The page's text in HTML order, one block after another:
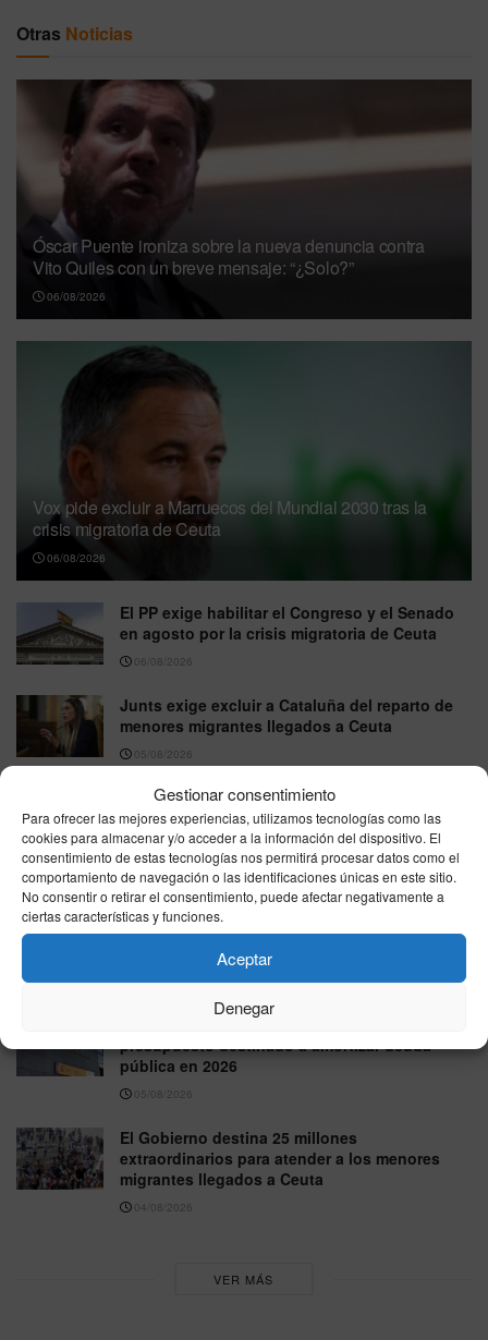
Gestionar consentimiento
Para ofrecer las mejores experiencias, utilizamos tecnologías como las
cookies para almacenar y/o acceder a la información del dispositivo. El
consentimiento de estas tecnologías nos permitirá procesar datos como el
comportamiento de navegación o las identificaciones únicas en este sitio.
No consentir o retirar el consentimiento, puede afectar negativamente a
ciertas características y funciones.
Aceptar
Denegar
Otras Noticias
Óscar Puente ironiza sobre la nueva denuncia contra
Vito Quiles con un breve mensaje: “¿Solo?”
06/08/2026
Vox pide excluir a Marruecos del Mundial 2030 tras la
crisis migratoria de Ceuta
06/08/2026
El PP exige habilitar el Congreso y el Senado
en agosto por la crisis migratoria de Ceuta
06/08/2026
Junts exige excluir a Cataluña del reparto de
menores migrantes llegados a Ceuta
05/08/2026
Nicole Delgado responde a Pablo Fernández
en directo por la Ley Trans: “No permito que
piense por mí”
05/08/2026
Trabajo atribuye a personas recién
regularizadas unas 15.000 de las nuevas altas
del paro en julio
05/08/2026
El Gobierno eleva en casi 30.000 millones el
presupuesto destinado a amortizar deuda
pública en 2026
05/08/2026
El Gobierno destina 25 millones
extraordinarios para atender a los menores
migrantes llegados a Ceuta
04/08/2026
VER MÁS